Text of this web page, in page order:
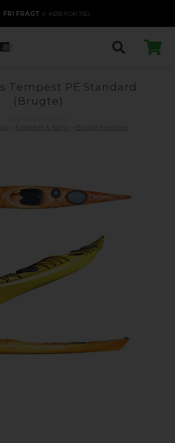
FRI FRAGT V. KØB FOR 750,-
Tempest PE Standard
(Brugte)